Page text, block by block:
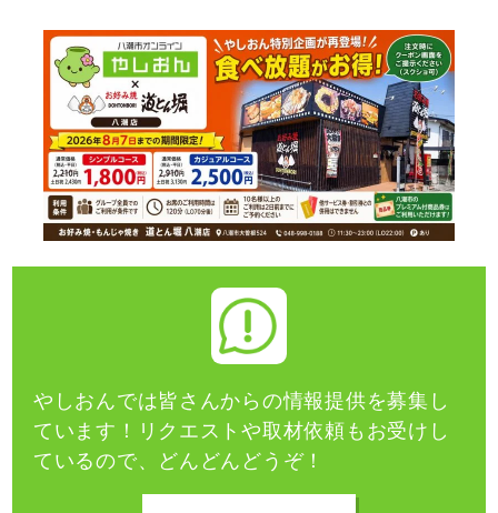
やしおんでは皆さんからの情報提供を募集し
ています！ リクエストや取材依頼もお受けし
ているので、どんどんどうぞ！